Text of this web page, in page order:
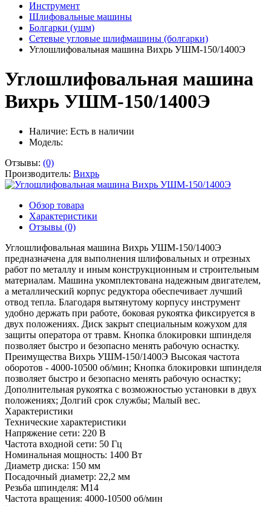
Инструмент
Шлифовальные машины
Болгарки (ушм)
Сетевые угловые шлифмашины (болгарки)
Углошлифовальная машина Вихрь УШМ-150/1400Э
Углошлифовальная машина
Вихрь УШМ-150/1400Э
Наличие: Есть в наличии
Модель:
Отзывы: (0)
Производитель: Вихрь
Обзор товара
Характеристики
Отзывы (0)
Углошлифовальная машина Вихрь УШМ-150/1400Э
предназначена для выполнения шлифовальных и отрезных
работ по металлу и иным конструкционным и строительным
материалам. Машина укомплектована надежным двигателем,
а металлический корпус редуктора обеспечивает лучший
отвод тепла. Благодаря вытянутому корпусу инструмент
удобно держать при работе, боковая рукоятка фиксируется в
двух положениях. Диск закрыт специальным кожухом для
защиты оператора от травм. Кнопка блокировки шпинделя
позволяет быстро и безопасно менять рабочую оснастку.
Преимущества Вихрь УШМ-150/1400Э Высокая частота
оборотов - 4000-10500 об/мин; Кнопка блокировки шпинделя
позволяет быстро и безопасно менять рабочую оснастку;
Дополнительная рукоятка с возможностью установки в двух
положениях; Долгий срок службы; Малый вес.
Характеристики
Технические характеристики
Напряжение сети: 220 В
Частота входной сети: 50 Гц
Номинальная мощность: 1400 Вт
Диаметр диска: 150 мм
Посадочный диаметр: 22,2 мм
Резьба шпинделя: М14
Частота вращения: 4000-10500 об/мин